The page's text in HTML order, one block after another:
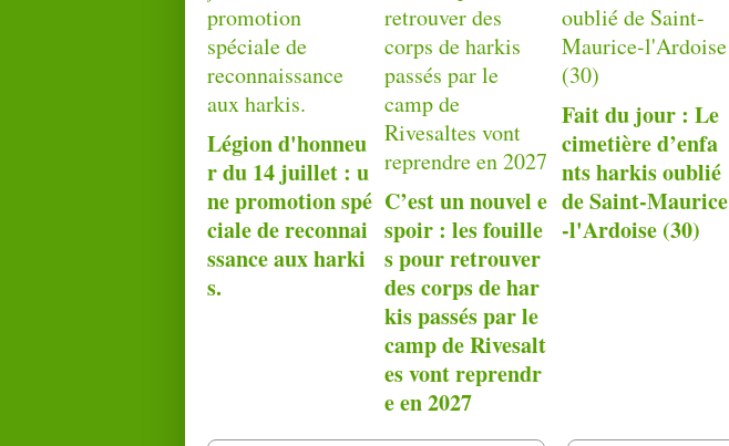
Légion d'honneu
r du 14 juillet : u
ne promotion spé
ciale de reconnai
ssance aux harki
s.
C’est un nouvel e
spoir : les fouille
s pour retrouver
des corps de har
kis passés par le
camp de Rivesalt
es vont reprendr
e en 2027
Fait du jour : Le
cimetière d’enfa
nts harkis oublié
de Saint-Maurice
-l'Ardoise (30)